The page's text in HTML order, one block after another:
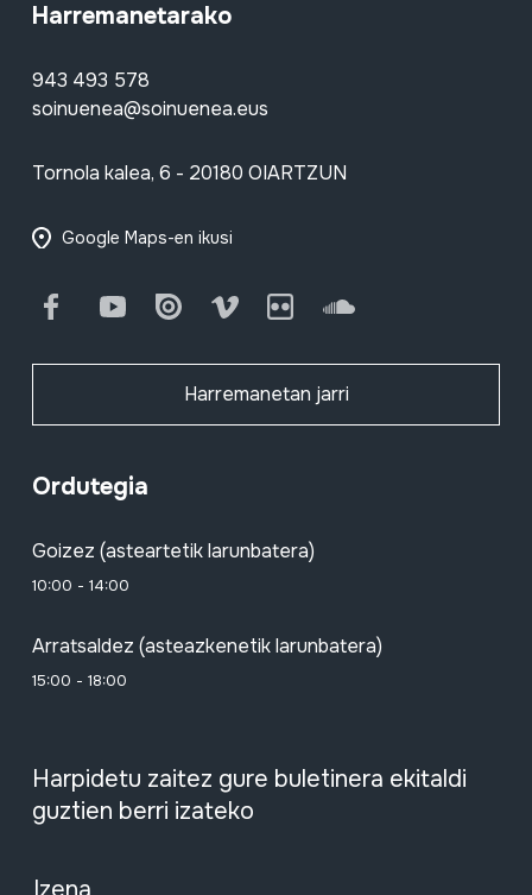
Harremanetarako
943 493 578
soinuenea@soinuenea.eus
Tornola kalea, 6 - 20180 OIARTZUN
Google Maps-en ikusi
FacebookYoutube Issuu Vimeo Flickr SoundCloud
Harremanetan jarri
Ordutegia
Goizez (asteartetik larunbatera)
10:00 - 14:00
Arratsaldez (asteazkenetik larunbatera)
15:00 - 18:00
Harpidetu zaitez gure buletinera ekitaldi
guztien berri izateko